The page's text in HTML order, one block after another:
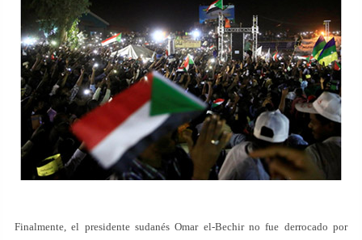
Finalmente, el presidente sudanés Omar el-Bechir no fue derrocado por